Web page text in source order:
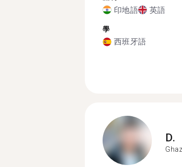
印地語 英語
學
西班牙語
D.